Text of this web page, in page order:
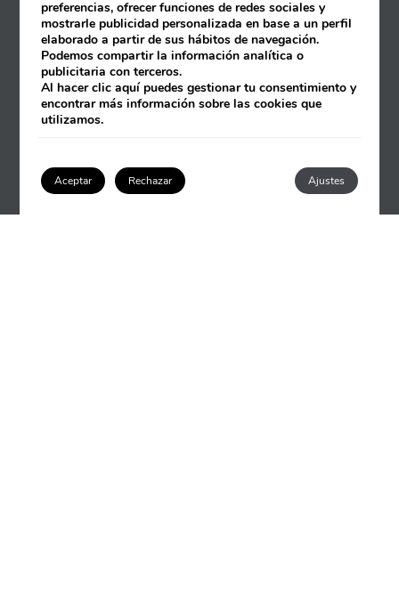
preferencias, ofrecer funciones de redes sociales y
mostrarle publicidad personalizada en base a un perfil
elaborado a partir de sus hábitos de navegación.
Podemos compartir la información analítica o
publicitaria con terceros.
Al hacer clicaquípuedes gestionar tu consentimiento y
encontrar más información sobre las cookies que
utilizamos.
Aceptar Ajustes
Rechazar